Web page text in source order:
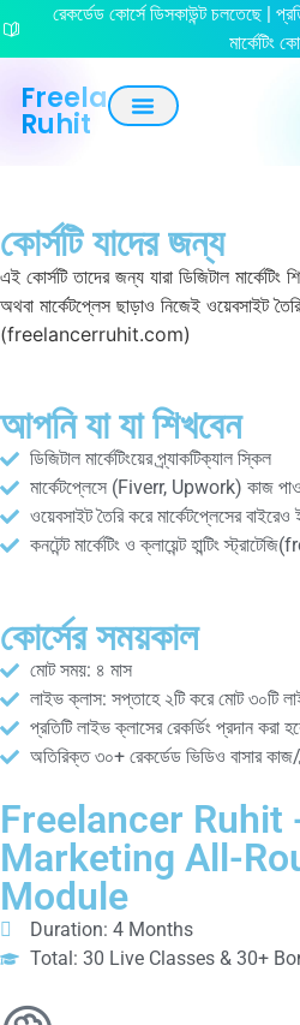
রেকর্ডেড কোর্সে ডিসকাউন্ট চলতেছে |
মার্কেটিং
Freelancer
Ruhit
কোর্সটি যাদের জন্য
এই কোর্সটি তাদের জন্য যারা ডিজিটাল মার্কেটিং
অথবা মার্কেটপ্লেস ছাড়াও নিজেই ওয়েবসাইট
(freelancerruhit.com)
আপনি যা যা শিখবেন
ডিজিটাল মার্কেটিংয়ের প্র্যাকটিক্যাল স্কিল
মার্কেটপ্লেসে (Fiverr, Upwork) কাজ
ওয়েবসাইট তৈরি করে মার্কেটপ্লেসের
কনটেন্ট মার্কেটিং ও ক্লায়েন্ট হান্টিং
কোর্সের সময়কাল
মোট সময়: ৪ মাস
লাইভ ক্লাস: সপ্তাহে ২টি করে মোট ৩০টি
প্রতিটি লাইভ ক্লাসের রেকর্ডিং প্রদান করা
অতিরিক্ত ৩০+ রেকর্ডেড ভিডিও বাসার কাজ/
Freelancer Ruhit
Marketing All-
Module
Duration: 4 Months
Total: 30 Live Classes & 30+